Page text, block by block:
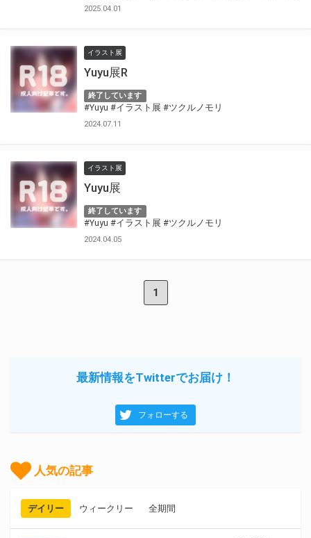
2025.04.01
イラスト展
Yuyu展R
終了しています
#Yuyu #イラスト展 #ツクルノモリ
2024.07.11
イラスト展
Yuyu展
終了しています
#Yuyu #イラスト展 #ツクルノモリ
2024.04.05
1
最新情報をTwitterでお届け！
フォローする
人気の記事
デイリー ウィークリー 全期間